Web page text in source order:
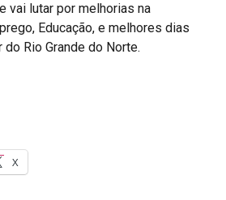
vai lutar por melhorias na
Educação, e melhores dias
Rio Grande do Norte.
X